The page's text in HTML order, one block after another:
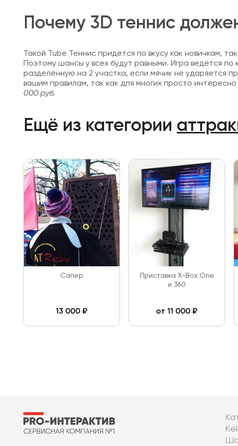
Почему 3D теннис
Такой Tube Теннис придётся по вкусу как новичкам,
Поэтому шансы у всех будут равными. Игра ведётся
разделённую на 2 участка, если мячик не ударяется
вашим правилам, так как для многих просто
000 руб.
Ещё из категории
Сапер
13 000 ₽
Приставка X-Box One
и 360
от 11 000 ₽